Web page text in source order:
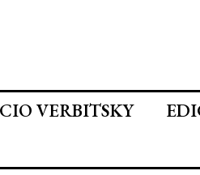
VERBITSKY